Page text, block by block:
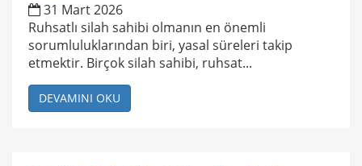
31 Mart 2026
Ruhsatlı silah sahibi olmanın en önemli
sorumluluklarından biri, yasal süreleri takip
etmektir. Birçok silah sahibi, ruhsat...
DEVAMINI OKU